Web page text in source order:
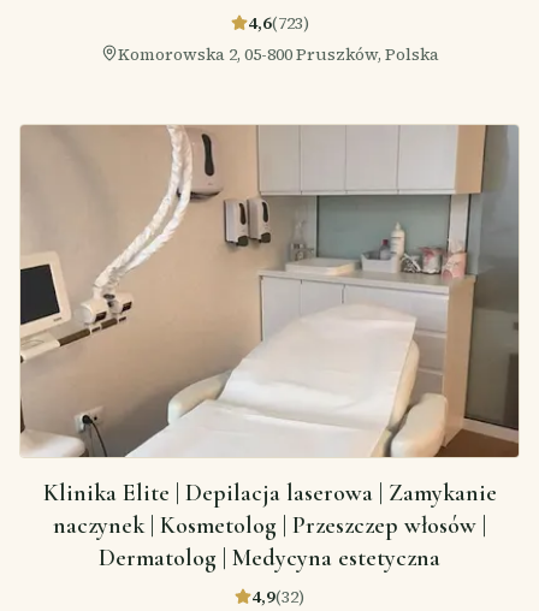
4,6(723)
Komorowska 2, 05-800 Pruszków, Polska
Klinika Elite | Depilacja laserowa | Zamykanie
naczynek | Kosmetolog | Przeszczep włosów |
Dermatolog | Medycyna estetyczna
4,9(32)